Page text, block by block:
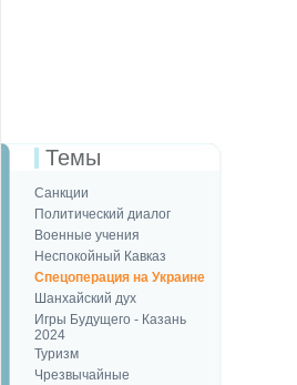
Темы
Санкции
Политический диалог
Военные учения
Неспокойный Кавказ
Спецоперация на Украине
Шанхайский дух
Игры Будущего - Казань
2024
Туризм
Чрезвычайные